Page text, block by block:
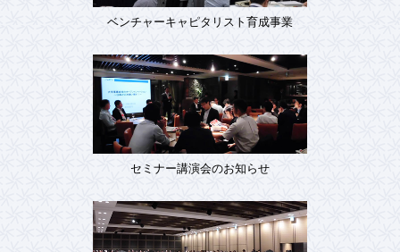
ベンチャーキャピタリスト育成事業
セミナー講演会のお知らせ